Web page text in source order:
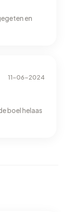
25%
m³.
en
11-06-2024
boel helaas